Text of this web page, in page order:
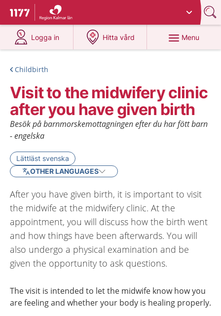
To start page for 1177
Du har valt region
Logga in
at 1177.se
Hitta vård
at 1177.se
Menu
Childbirth
Visit to the midwifery clinic
after you have given birth
Besök på barnmorskemottagningen efter du har fött barn
- engelska
Lättläst svenska
OTHER LANGUAGES
After you have given birth, it is important to visit
the midwife at the midwifery clinic. At the
appointment, you will discuss how the birth went
and how things have been afterwards. You will
also undergo a physical examination and be
given the opportunity to ask questions.
The visit is intended to let the midwife know how you
are feeling and whether your body is healing properly.